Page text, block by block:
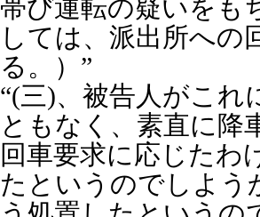
帯び運転の疑いをも
しては、派出所への
る。）”
“(三)、被告人がこれ
ともなく、素直に降
回車要求に応じたわ
たというのでしよう